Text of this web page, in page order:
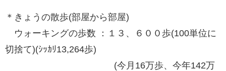
＊きょうの散歩(部屋から部屋)
ウォーキングの歩数 ：１３、６００歩(100単位に
切捨て)(ｼｯｶﾘ13,264歩)
(今月16万歩、今年142万